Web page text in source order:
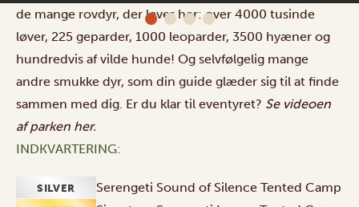
de mange rovdyr, der lever her: over 4000 tusinde
løver, 225 geparder, 1000 leoparder, 3500 hyæner og
hundredvis af vilde hunde! Og selvfølgelig mange
andre smukke dyr, som din guide glæder sig til at finde
sammen med dig. Er du klar til eventyret? Se videoen
af parken her.
INDKVARTERING:
SILVER Serengeti Sound of Silence Tented Camp